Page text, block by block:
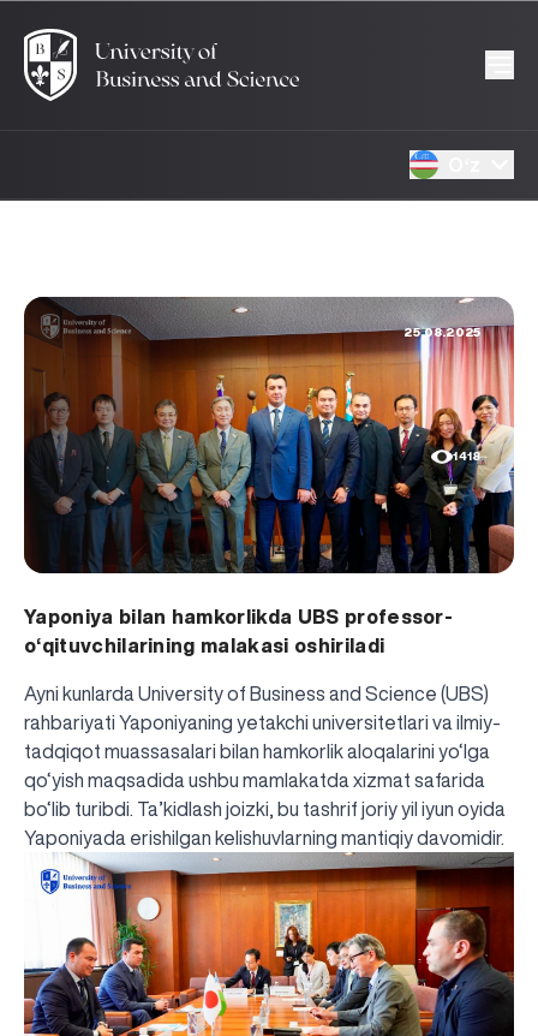
25.08.2025
1418
Yaponiya bilan hamkorlikda UBS professor-
o‘qituvchilarining malakasi oshiriladi
Ayni kunlarda University of Business and Science (UBS)
rahbariyati Yaponiyaning yetakchi universitetlari va ilmiy-
tadqiqot muassasalari bilan hamkorlik aloqalarini yo‘lga
qo‘yish maqsadida ushbu mamlakatda xizmat safarida
bo‘lib turibdi. Ta’kidlash joizki, bu tashrif joriy yil iyun oyida
Yaponiyada erishilgan kelishuvlarning mantiqiy davomidir.